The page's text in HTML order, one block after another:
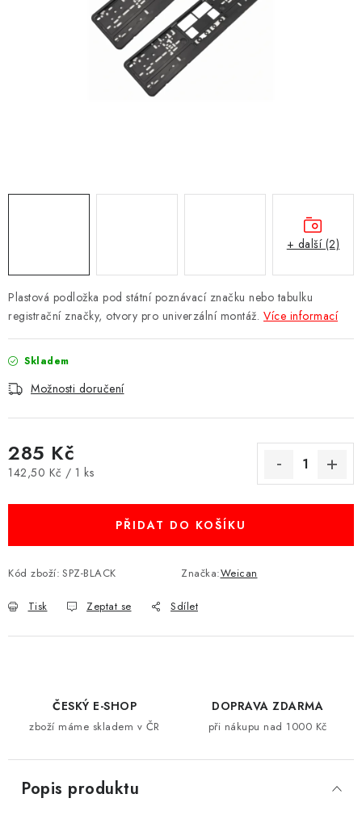
Obchodní podmínky
Podmínky ochrany osobních údajů
Plastová podložka pod státní poznávací značku nebo tabulku
registrační značky, otvory pro univerzální montáž. Více informací
Skladem
Možnosti doručení
285 Kč
Měrná cena:
142,50 Kč / 1 ks
PŘIDAT DO KOŠÍKU
Kód zboží: SPZ-BLACK Značka:Weican
Tisk Zeptat se Sdílet
+ další (2)
ČESKÝ E-SHOP
zboží máme skladem v ČR
DOPRAVA ZDARMA
při nákupu nad 1000 Kč
Popis produktu